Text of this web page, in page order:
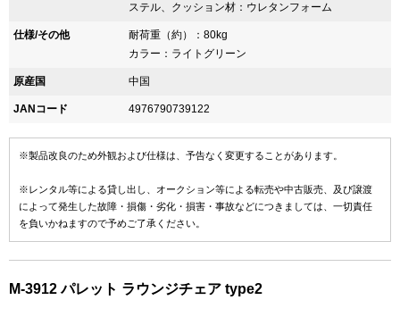
ステル、クッション材：ウレタンフォーム
仕様/その他
耐荷重（約）：80kg
カラー：ライトグリーン
原産国 中国
JANコード 4976790739122
※製品改良のため外観および仕様は、予告なく変更することがあります。
※レンタル等による貸し出し、オークション等による転売や中古販売、及び譲渡
によって発生した故障・損傷・劣化・損害・事故などにつきましては、一切責任
を負いかねますので予めご了承ください。
M-3912 パレット ラウンジチェア type2